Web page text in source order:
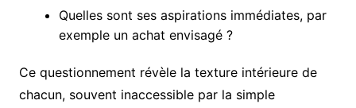
Quelles sont ses aspirations immédiates, par
exemple un achat envisagé ?
Ce questionnement révèle la texture intérieure de
chacun, souvent inaccessible par la simple